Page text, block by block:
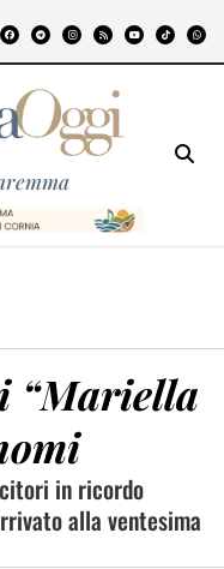
“Mariella
in ricordo
alla ventesima